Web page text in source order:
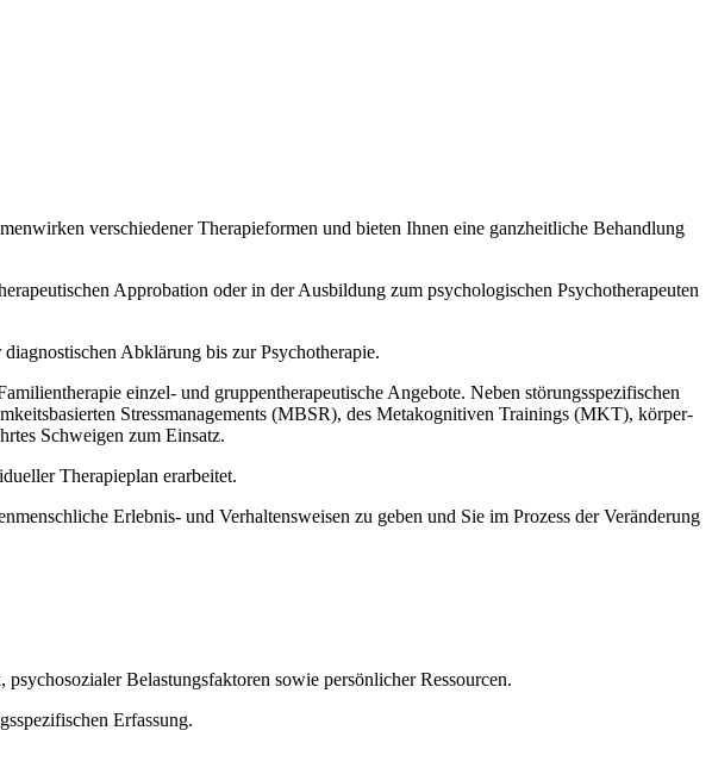
verschiedener Therapieformen und bieten Ihnen eine ganzheitliche Behandlung
Approbation oder in der Ausbildung zum psychologischen Psychotherapeuten
Abklärung bis zur Psychotherapie.
einzel- und gruppentherapeutische Angebote. Neben störungsspezifischen
Stressmanagements (MBSR), des Metakognitiven Trainings (MKT), körper-
Schweigen zum Einsatz.
Therapieplan erarbeitet.
Erlebnis- und Verhaltensweisen zu geben und Sie im Prozess der Veränderung
Belastungsfaktoren sowie persönlicher Ressourcen.
Erfassung.